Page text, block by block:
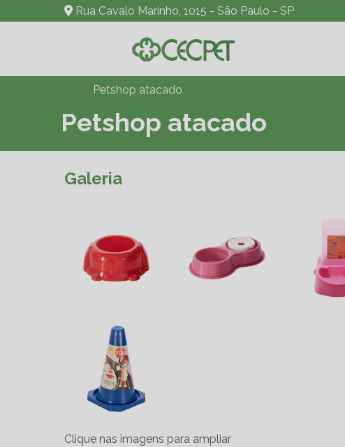
Rua Cavalo Marinho, 1015 - São Paulo - SP
Petshop atacado
Petshop atacado
Galeria
Clique nas imagens para ampliar